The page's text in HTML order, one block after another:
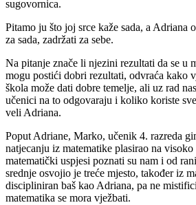
sugovornica.
Pitamo ju što joj srce kaže sada, a Adriana
za sada, zadržati za sebe.
Na pitanje znače li njezini rezultati da se u
mogu postići dobri rezultati, odvraća kako
škola može dati dobre temelje, ali uz rad
učenici na to odgovaraju i koliko koriste
veli Adriana.
Poput Adriane, Marko, učenik 4. razreda
natjecanju iz matematike plasirao na
matematički uspjesi poznati su nam i od
srednje osvojio je treće mjesto, također iz
discipliniran baš kao Adriana, pa ne
matematika se mora vježbati.